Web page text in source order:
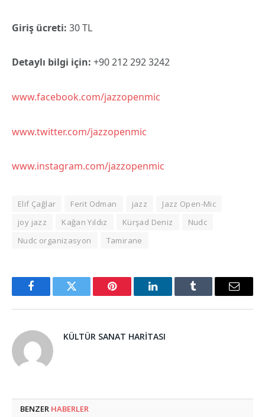
Giriş ücreti: 30 TL
Detaylı bilgi için: +90 212 292 3242
www.facebook.com/jazzopenmic
www.twitter.com/jazzopenmic
www.instagram.com/jazzopenmic
Elif Çağlar Ferit Odman jazz
Jazz Open-Mic
joy jazz
Kağan Yıldız Kürşad Deniz
Nudc
Nudc organizasyon
Tamirane
FacebookTwitter Pinterest LinkedInTumblr Email
KÜLTÜR SANAT HARITASI
BENZER HABERLER